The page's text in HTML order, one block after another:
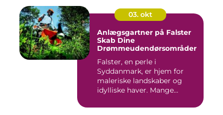
03. okt
Anlægsgartner på Falster
Skab Dine
Drømmeudendørsområder
Falster, en perle i
Syddanmark, er hjem for
maleriske landskaber og
idylliske haver. Mange